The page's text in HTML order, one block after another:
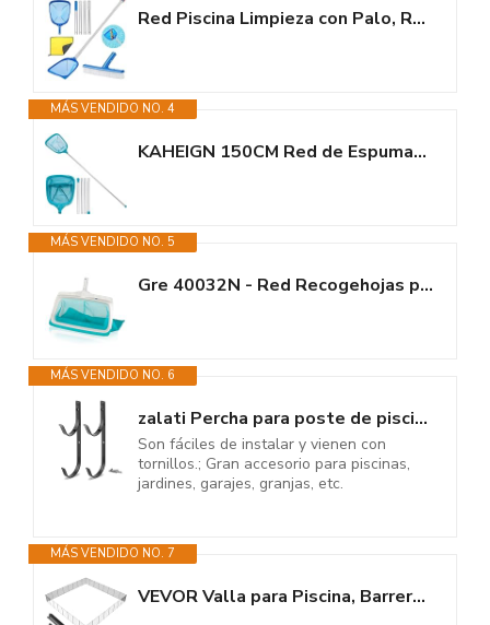
Red Piscina Limpieza con Palo, Red Piscina Malla Fina con Cepillo Piscina,...
MÁS VENDIDO NO. 4
KAHEIGN 150CM Red de Espumadera para Piscina con Polo, Red de Limpieza de...
MÁS VENDIDO NO. 5
Gre 40032N - Red Recogehojas para Limpieza del Fondo de Piscina. Accesorios...
MÁS VENDIDO NO. 6
zalati Percha para poste de piscina, 2 piezas, soporte de aluminio, gancho...
Son fáciles de instalar y vienen con
tornillos.; Gran accesorio para piscinas,
jardines, garajes, granjas, etc.
MÁS VENDIDO NO. 7
VEVOR Valla para Piscina, Barrera para Piscina Enterrada 1,21x29,26 m Valla...